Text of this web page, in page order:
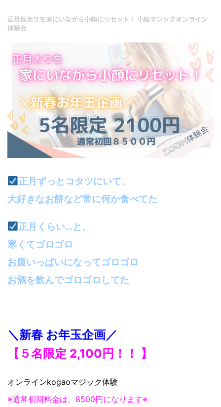
正月顔太りを家にいながら小顔にリセット！ 小顔マジックオンライン
体験会
正月ずっとコタツにいて、
大好きなお餅など常に何か食べてた
正月くらい…と、
寒くてゴロゴロ
お腹いっぱいになってゴロゴロ
お酒を飲んでゴロゴロしてた
＼新春 お年玉企画／
【５名限定 2,100円！！ 】
オンラインkogaoマジック体験
※通常初回料金は、8500円になります※